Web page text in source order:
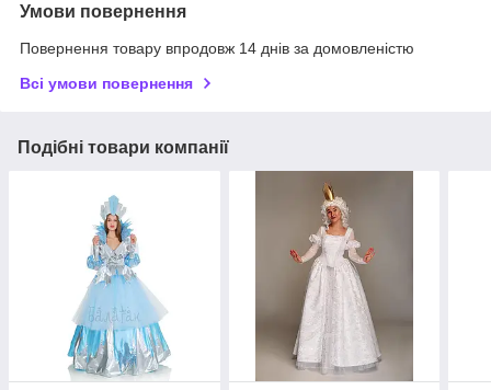
Умови повернення
Повернення товару впродовж 14 днів за домовленістю
Всі умови повернення
Подібні товари компанії